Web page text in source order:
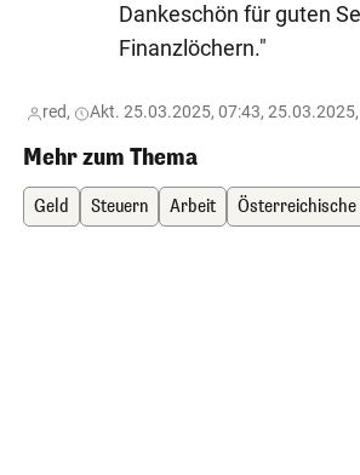
Dankeschön für guten
Finanzlöchern."
red, Akt. 25.03.2025, 07:43,
Mehr zum Thema
Geld Steuern Arbeit Österreichische